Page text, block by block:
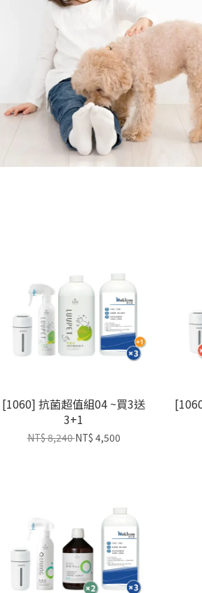
[1060] 抗菌超值組04 ~買3送
3+1
NT$ 8,240NT$ 4,500